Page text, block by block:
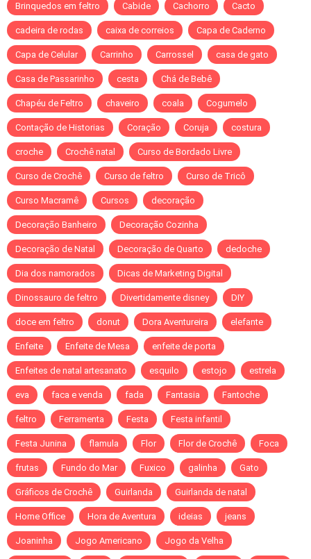
Brinquedos em feltro Cabide Cachorro Cacto
cadeira de rodas caixa de correios Capa de Caderno
Capa de Celular Carrinho Carrossel casa de gato
Casa de Passarinho cesta Chá de Bebê
Chapéu de Feltro chaveiro coala Cogumelo
Contação de Historias Coração Coruja costura
croche Crochê natal Curso de Bordado Livre
Curso de Crochê Curso de feltro Curso de Tricô
Curso Macramê Cursos decoração
Decoração Banheiro Decoração Cozinha
Decoração de Natal Decoração de Quarto dedoche
Dia dos namorados Dicas de Marketing Digital
Dinossauro de feltro Divertidamente disney DIY
doce em feltro donut Dora Aventureira elefante
Enfeite Enfeite de Mesa enfeite de porta
Enfeites de natal artesanato esquilo estojo estrela
eva faca e venda fada Fantasia Fantoche
feltro Ferramenta Festa Festa infantil
Festa Junina flamula Flor Flor de Crochê Foca
frutas Fundo do Mar Fuxico galinha Gato
Gráficos de Crochê Guirlanda Guirlanda de natal
Home Office Hora de Aventura ideias jeans
Joaninha Jogo Americano Jogo da Velha